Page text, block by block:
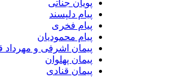
پویان جناتی
پیام دلپسند
پیام فخری
پیام محمودیان
پیمان اشرفی و مهرداد قیمنی
پیمان پهلوان
پیمان قنادی